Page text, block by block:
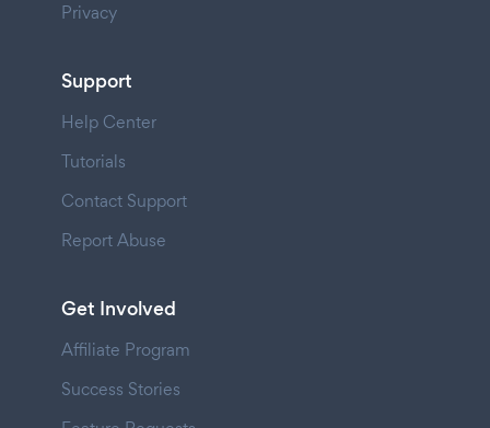
Privacy
Support
Help Center
Tutorials
Contact Support
Report Abuse
Get Involved
Affiliate Program
Success Stories